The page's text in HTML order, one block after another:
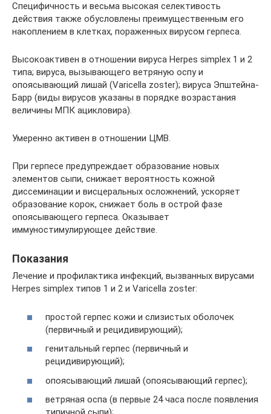
Специфичность и весьма высокая селективость
действия также обусловлены преимущественным его
накоплением в клетках, пораженных вирусом герпеса.
Высокоактивен в отношении вируса Herpes simplex 1 и 2
типа; вируса, вызывающего ветряную оспу и
опоясывающий лишай (Varicella zoster); вируса Эпштейна-
Барр (виды вирусов указаны в порядке возрастания
величины МПК ацикловира).
Умеренно активен в отношении ЦМВ.
При герпесе предупреждает образование новых
элементов сыпи, снижает вероятность кожной
диссеминации и висцеральных осложнений, ускоряет
образование корок, снижает боль в острой фазе
опоясывающего герпеса. Оказывает
иммуностимулирующее действие.
Показания
Лечение и профилактика инфекций, вызванных вирусами
Herpes simplex типов 1 и 2 и Varicella zoster:
простой герпес кожи и слизистых оболочек
(первичный и рецидивирующий);
генитальный герпес (первичный и
рецидивирующий);
опоясывающий лишай (опоясывающий герпес);
ветряная оспа (в первые 24 часа после появления